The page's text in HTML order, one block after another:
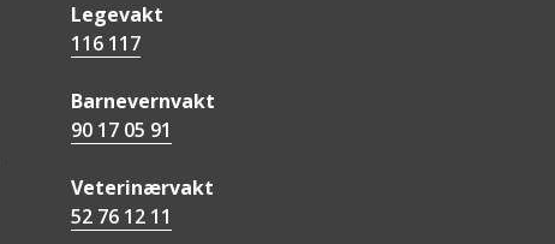
Legevakt
116 117
Barnevernvakt
90 17 05 91
Veterinærvakt
52 76 12 11